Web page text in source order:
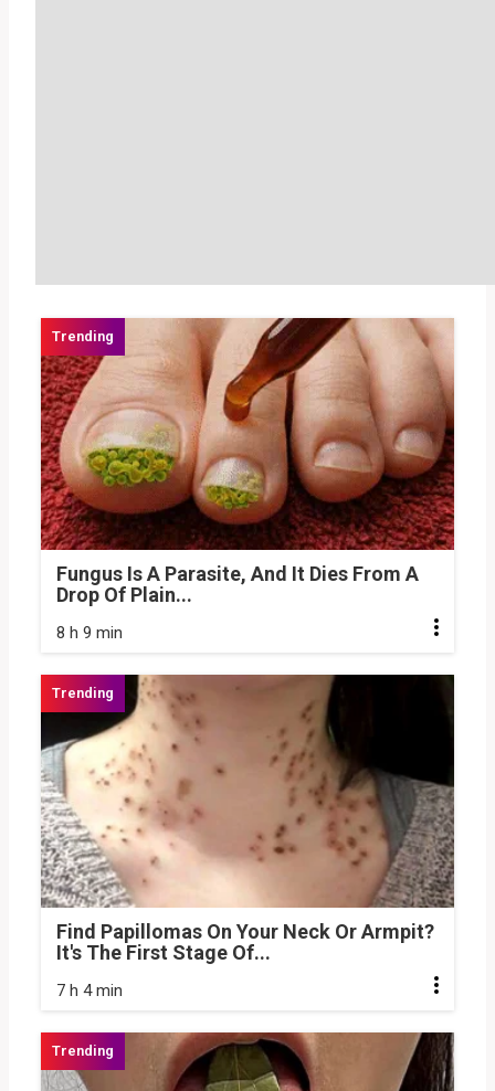
Fungus Is A Parasite, And It Dies From A
Drop Of Plain...
8 h 9 min
Find Papillomas On Your Neck Or Armpit?
It's The First Stage Of...
7 h 4 min